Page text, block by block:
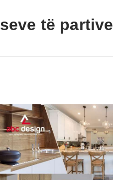
të partive